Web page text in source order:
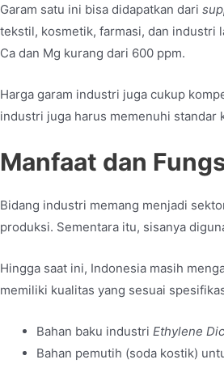
Garam satu ini bisa didapatkan dari
tekstil, kosmetik, farmasi, dan industri
Ca dan Mg kurang dari 600 ppm.
Harga garam industri juga cukup
industri juga harus memenuhi
Manfaat dan
Bidang industri memang menjadi
produksi. Sementara itu, sisanya
Hingga saat ini, Indonesia masih
memiliki kualitas yang sesuai
Bahan baku industri Ethylene
Bahan pemutih (soda kostik)